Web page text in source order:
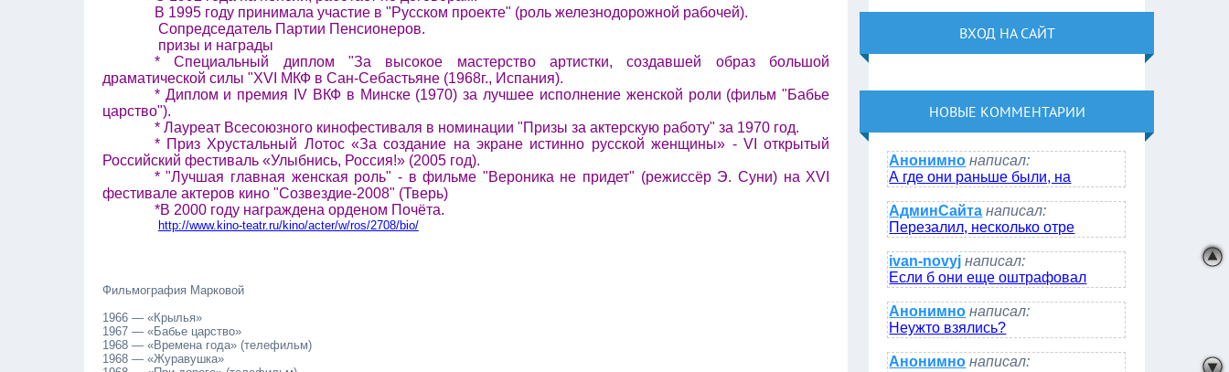
В 1995 году принимала участие в "Русском проекте" (роль железнодорожной рабочей).
Сопредседатель Партии Пенсионеров.
призы и награды
* Специальный диплом "За высокое мастерство артистки, создавшей образ большой
драматической силы "XVI МКФ в Сан-Себастьяне (1968г., Испания).
* Диплом и премия
IV ВКФ в Минске (1970) за лучшее исполнение женской роли (фильм "Бабье
царство").
* Лауреат Всесоюзного кинофестиваля в номинации "Призы за актерскую работу" за 1970 год.
* Приз Хрустальный Лотос «За создание на экране истинно русской женщины» - VI
открытый
Российский фестиваль «Улыбнись, Россия!» (2005 год).
* "Лучшая главная женская роль" - в фильме "Вероника не придет" (режиссёр Э. Суни) на XVI
фестивале актеров кино "Созвездие-2008" (Тверь)
*В 2000 году награждена орденом Почёта.
http://www.kino-teatr.ru/kino/acter/w/ros/2708/bio/
Фильмография Марковой
1966 — «Крылья»
1967 — «Бабье царство»
1968 — «Времена года» (телефильм)
1968 — «Журавушка»
ВХОД НА САЙТ
НОВЫЕ КОММЕНТАРИИ
Анонимно написал:
А где они раньше были, на
АдминСайта написал:
Перезалил, несколько отре
ivan-novyj написал:
Если б они еще оштрафовал
Анонимно написал:
Неужто взялись?
Анонимно написал: